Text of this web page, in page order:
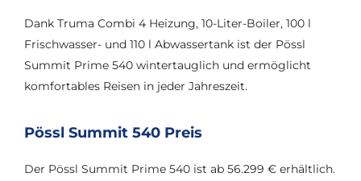
Dank Truma Combi 4 Heizung, 10-Liter-Boiler, 100 l
Frischwasser- und 110 l Abwassertank ist der Pössl
Summit Prime 540 wintertauglich und ermöglicht
komfortables Reisen in jeder Jahreszeit.
Pössl Summit 540 Preis
Der Pössl Summit Prime 540 ist ab 56.299 € erhältlich.